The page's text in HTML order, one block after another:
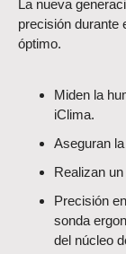
La nueva
precisión durante
óptimo.
Miden la
iClima.
Aseguran
Realizan
Precisión
sonda
del núcleo